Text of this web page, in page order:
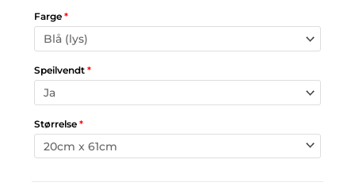
Farge *
Speilvendt *
Størrelse *